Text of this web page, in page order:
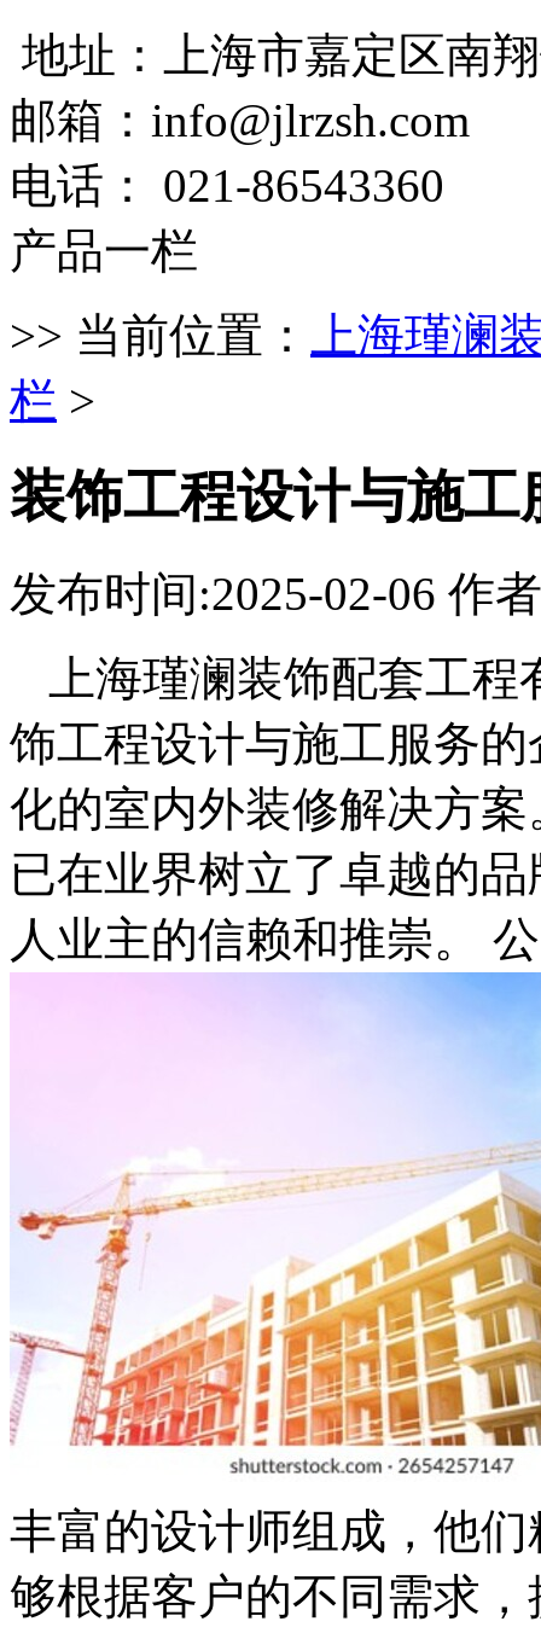
地址：上海市嘉定区南
邮箱：info@jlrzsh.com
电话： 021-86543360
产品一栏
>> 当前位置：
上海瑾澜
栏 >
装饰工程设计与施工
发布时间:2025-02-06 作
上海瑾澜装饰配套工
饰工程设计与施工服务
化的室内外装修解决方
已在业界树立了卓越的
人业主的信赖和推崇。 公
丰富的设计师组成，他
够根据客户的不同需求